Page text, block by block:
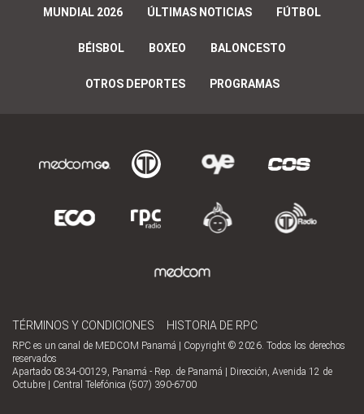
MUNDIAL 2026 ÚLTIMAS NOTICIAS FÚTBOL
BÉISBOL BOXEO BALONCESTO
OTROS DEPORTES PROGRAMAS
TÉRMINOS Y CONDICIONES HISTORIA DE RPC
RPC es un canal de MEDCOM Panamá | Copyright © 2026. Todos los derechos
reservados
Apartado 0834-00129, Panamá - Rep. de Panamá | Dirección, Avenida 12 de
Octubre | Central Telefónica (507) 390-6700